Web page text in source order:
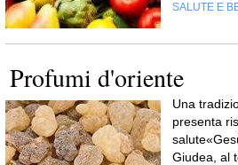
SALUTE E
Profumi d'oriente
Una
presenta
Giudea, al